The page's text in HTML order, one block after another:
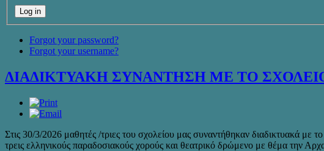
Forgot your password?
Forgot your username?
ΔΙΑΔΙΚΤΥΑΚΗ ΣΥΝΑΝΤΗΣΗ ΜΕ ΤΟ
Στις 30/3/2026 μαθητές /τριες του σχολείου μας συναντήθηκαν διαδικτυακά
τρεις ελληνικούς παραδοσιακούς χορούς και θεατρικό δρώμενο με θέμα την